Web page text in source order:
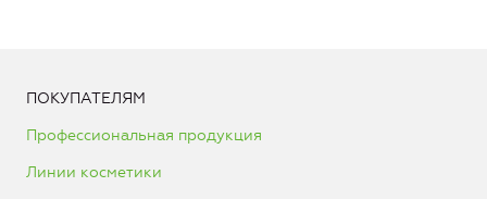
ПОКУПАТЕЛЯМ
Профессиональная продукция
Линии косметики